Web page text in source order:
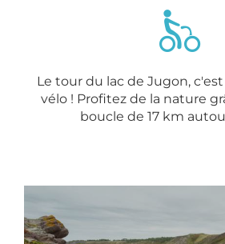
Le tour du lac de Jugon,
vélo ! Profitez de la nature
boucle de 17 km